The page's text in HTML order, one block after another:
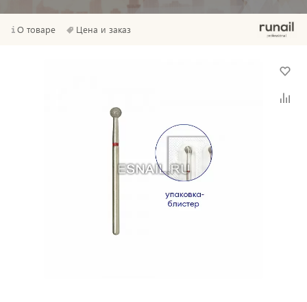
О товаре Цена и заказ